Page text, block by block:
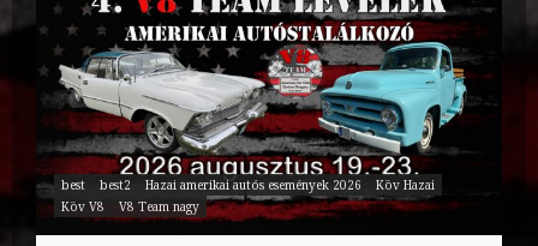
best best2 Hazai amerikai autós események 2026
Köv Hazai
Köv V8
V8 Team nagy